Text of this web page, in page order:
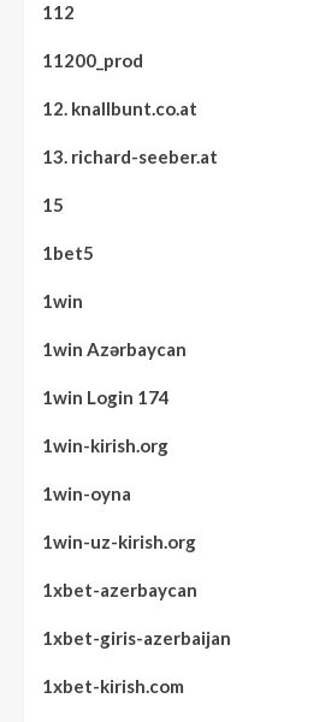
112
11200_prod
12. knallbunt.co.at
13. richard-seeber.at
15
1bet5
1win
1win Azərbaycan
1win Login 174
1win-kirish.org
1win-oyna
1win-uz-kirish.org
1xbet-azerbaycan
1xbet-giris-azerbaijan
1xbet-kirish.com